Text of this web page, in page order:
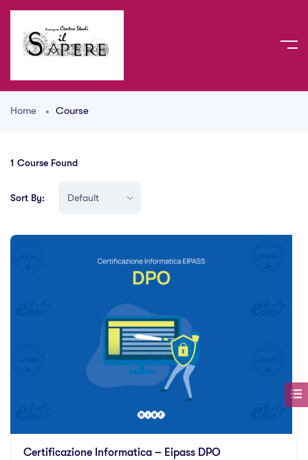
Home Course
1 Course Found
Sort By:
Certificazione Informatica – Eipass DPO